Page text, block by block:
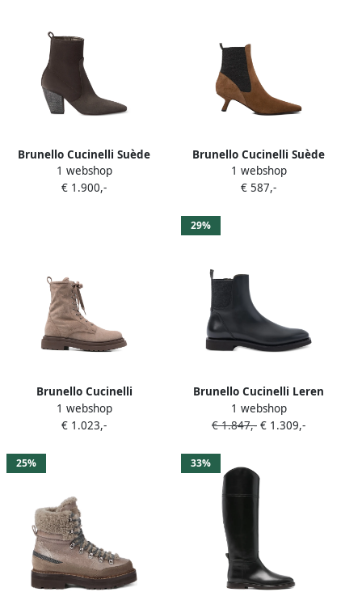
Brunello Cucinelli Suède
enkellaarzen met hak Bruin
1 webshop
€ 1.900,-
Brunello Cucinelli Suède
laarzen met treklus Bruin
1 webshop
€ 587,-
Brunello Cucinelli
Veterlaarzen met chunky
zool Bruin
1 webshop
€ 1.023,-
29%
Brunello Cucinelli Leren
Chelsea laarzen Zwart
1 webshop
€ 1.847,- € 1.309,-
25% 33%